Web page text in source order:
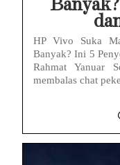
HP Vivo Suka
Banyak? Ini 5
Rahmat Yanuar
membalas chat